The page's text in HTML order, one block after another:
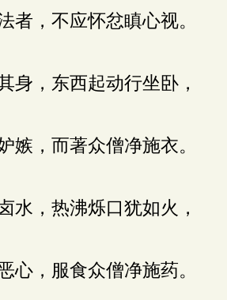
者，不应怀忿瞋心视。
身，东西起动行坐卧，
嫉，而著众僧净施衣。
水，热沸烁口犹如火，
心，服食众僧净施药。